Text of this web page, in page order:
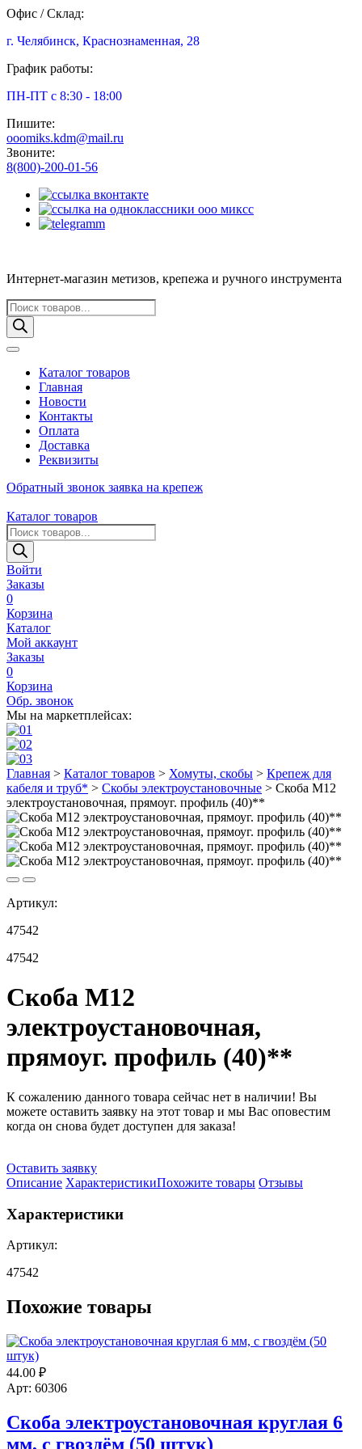
Офис / Склад:
г. Челябинск, Краснознаменная, 28
График работы:
ПН-ПТ с 8:30 - 18:00
Пишите:
ooomiks.kdm@mail.ru
Звоните:
8(800)-200-01-56
Интернет-магазин метизов, крепежа и ручного инструмента
Поиск
товаров
Каталог товаров
Главная
Новости
Контакты
Оплата
Доставка
Реквизиты
Обратный звонок заявка на крепеж
Каталог товаров
Поиск
товаров
Войти
Заказы
0
Корзина
Каталог
Мой аккаунт
Заказы
0
Корзина
Обр. звонок
Мы на маркетплейсах:
Главная > Каталог товаров > Хомуты, скобы > Крепеж для
кабеля и труб* > Скобы электроустановочные > Скоба М12
электроустановочная, прямоуг. профиль (40)**
Артикул:
47542
47542
Скоба М12
электроустановочная,
прямоуг. профиль (40)**
К сожалению данного товара сейчас нет в наличии! Вы
можете оставить заявку на этот товар и мы Вас оповестим
когда он снова будет доступен для заказа!
Оставить заявку
Описание ХарактеристикиПохожите товары Отзывы
Характеристики
Артикул:
47542
Похожие товары
44.00 ₽
Арт: 60306
Скоба электроустановочная круглая 6
мм, с гвоздём (50 штук)